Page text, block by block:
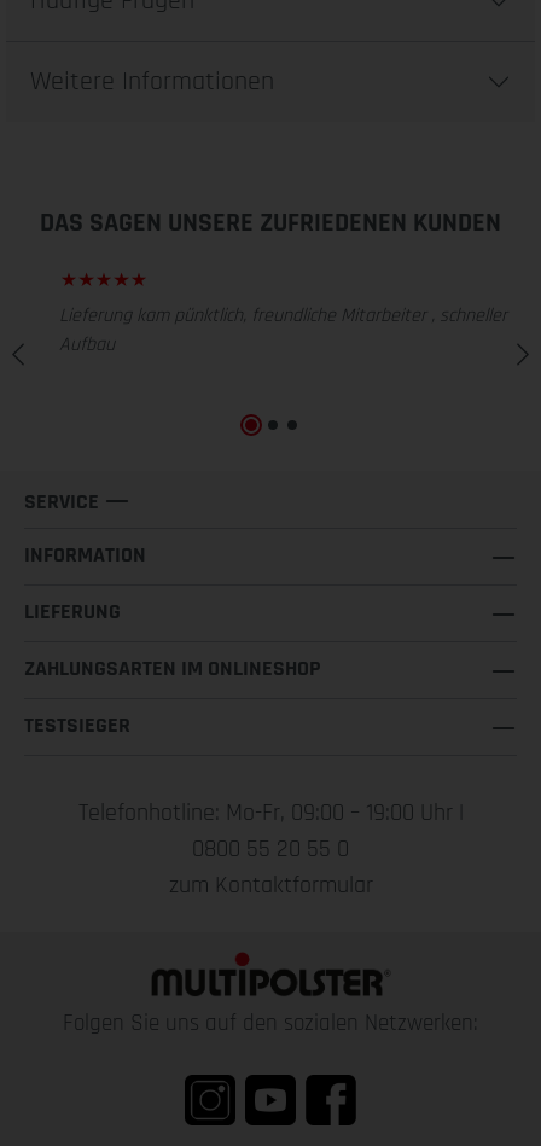
Weitere Informationen
DAS SAGEN UNSERE ZUFRIEDENEN KUNDEN
Lieferung kam pünktlich, freundliche Mitarbeiter , schneller
Aufbau
SERVICE
INFORMATION
LIEFERUNG
ZAHLUNGSARTEN IM ONLINESHOP
TESTSIEGER
Telefonhotline: Mo-Fr, 09:00 – 19:00 Uhr |
0800 55 20 55 0
zum Kontaktformular
Folgen Sie uns auf den sozialen Netzwerken: